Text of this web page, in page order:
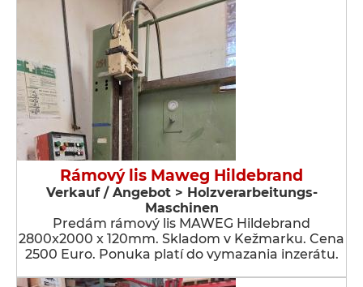
Rámový lis Maweg Hildebrand
Verkauf / Angebot > Holzverarbeitungs-
Maschinen
Predám rámový lis MAWEG Hildebrand
2800x2000 x 120mm. Skladom v Kežmarku. Cena
2500 Euro. Ponuka platí do vymazania inzerátu.